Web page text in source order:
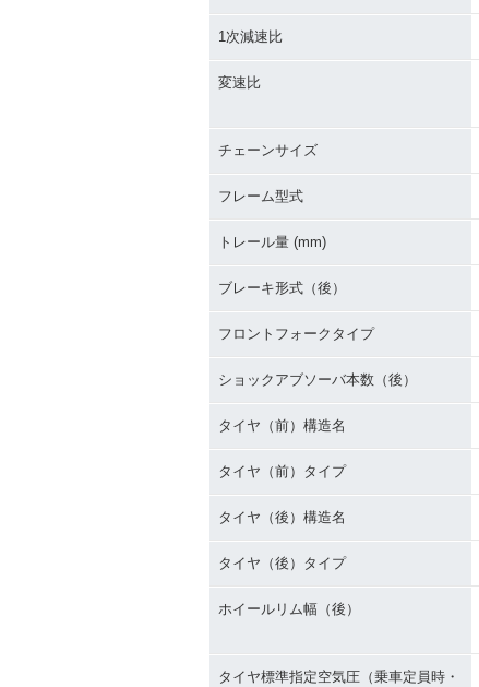
1次減速比
変速比
チェーンサイズ
フレーム型式
トレール量 (mm)
ブレーキ形式（後）
フロントフォークタイプ
ショックアブソーバ本数（後）
タイヤ（前）構造名
タイヤ（前）タイプ
タイヤ（後）構造名
タイヤ（後）タイプ
ホイールリム幅（後）
タイヤ標準指定空気圧（乗車定員時・